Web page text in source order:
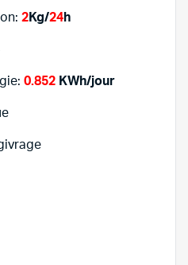
2Kg/24h
0.852 KWh/jour